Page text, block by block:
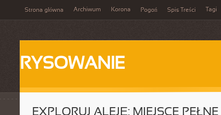
Strona główna Archiwum Korona Pogoń Spis Treści Tagi
RYSOWANIE
EXPLORUJ ALEJĘ: MIEJSCE